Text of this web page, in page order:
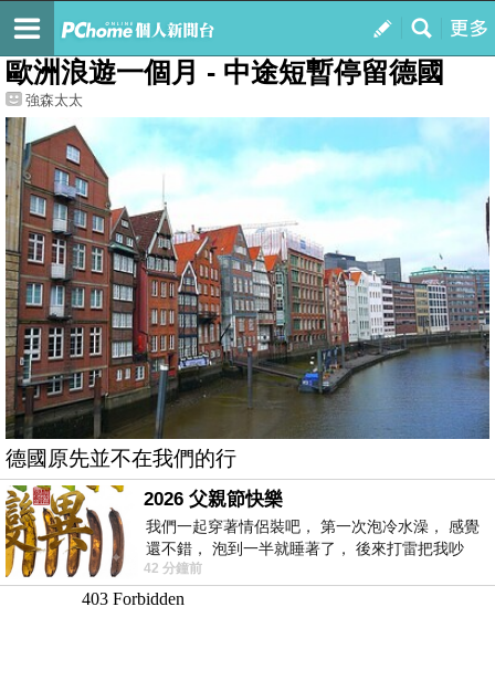
我的
最新文章
歐洲浪遊一個月 - 中途短暫停留德國
強森太太
德國原先並不在我們的行
2026 父親節快樂
我們一起穿著情侶裝吧， 第一次泡冷水澡， 感覺
還不錯， 泡到一半就睡著了， 後來打雷把我吵
醒， 手
42 分鐘前